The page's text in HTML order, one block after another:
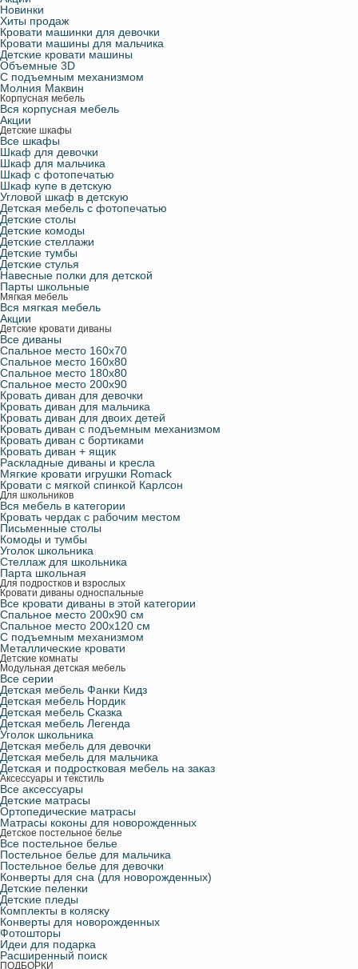
Новинки
Хиты продаж
Кровати машинки для девочки
Кровати машины для мальчика
Детские кровати машины
Объемные 3D
С подъемным механизмом
Молния Маквин
Корпусная мебель
Вся корпусная мебель
Акции
Детские шкафы
Все шкафы
Шкаф для девочки
Шкаф для мальчика
Шкаф с фотопечатью
Шкаф купе в детскую
Угловой шкаф в детскую
Детская мебель с фотопечатью
Детские столы
Детские комоды
Детские стеллажи
Детские тумбы
Детские стулья
Навесные полки для детской
Парты школьные
Мягкая мебель
Вся мягкая мебель
Акции
Детские кровати диваны
Все диваны
Спальное место 160х70
Спальное место 160х80
Спальное место 180х80
Спальное место 200х90
Кровать диван для девочки
Кровать диван для мальчика
Кровать диван для двоих детей
Кровать диван с подъемным механизмом
Кровать диван с бортиками
Кровать диван + ящик
Раскладные диваны и кресла
Мягкие кровати игрушки Romack
Кровати с мягкой спинкой Карлсон
Для школьников
Вся мебель в категории
Кровать чердак с рабочим местом
Письменные столы
Комоды и тумбы
Уголок школьника
Стеллаж для школьника
Парта школьная
Для подростков и взрослых
Кровати диваны односпальные
Все кровати диваны в этой категории
Спальное место 200х90 см
Спальное место 200х120 см
С подъемным механизмом
Металлические кровати
Детские комнаты
Модульная детская мебель
Все серии
Детская мебель Фанки Кидз
Детская мебель Нордик
Детская мебель Сказка
Детская мебель Легенда
Уголок школьника
Детская мебель для девочки
Детская мебель для мальчика
Детская и подростковая мебель на заказ
Аксессуары и текстиль
Все аксессуары
Детские матрасы
Ортопедические матрасы
Матрасы коконы для новорожденных
Детское постельное белье
Все постельное белье
Постельное белье для мальчика
Постельное белье для девочки
Конверты для сна (для новорожденных)
Детские пеленки
Детские пледы
Комплекты в коляску
Конверты для новорожденных
Фотошторы
Идеи для подарка
Расширенный поиск
ПОДБОРКИ